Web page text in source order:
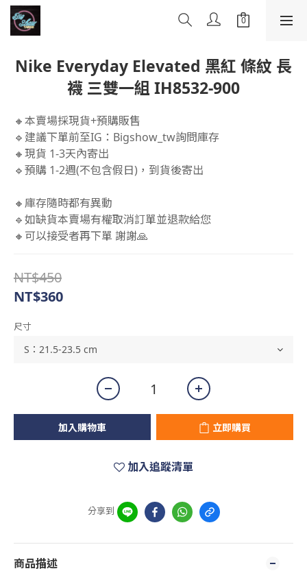
Nike Everyday Elevated 黑紅 條紋 長
襪 三雙一組 IH8532-900
🔸本賣場採現貨+預購販售
🔹建議下單前至IG：Bigshow_tw詢問庫存
🔸現貨 1-3天內寄出
🔹預購 1-2週(不包含假日)，到貨後寄出
🔸庫存隨時都有異動
🔹如缺貨本賣場有權取消訂單並退款給您
🔸可以接受者再下單 謝謝🙏
NT$450
NT$360
尺寸
加入購物車 立即購買
加入追蹤清單
分享到
商品描述